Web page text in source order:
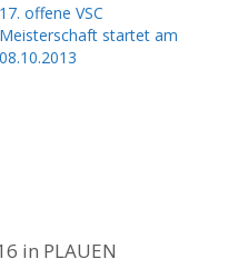
17. offene VSC
Meisterschaft startet am
08.10.2013
in PLAUEN